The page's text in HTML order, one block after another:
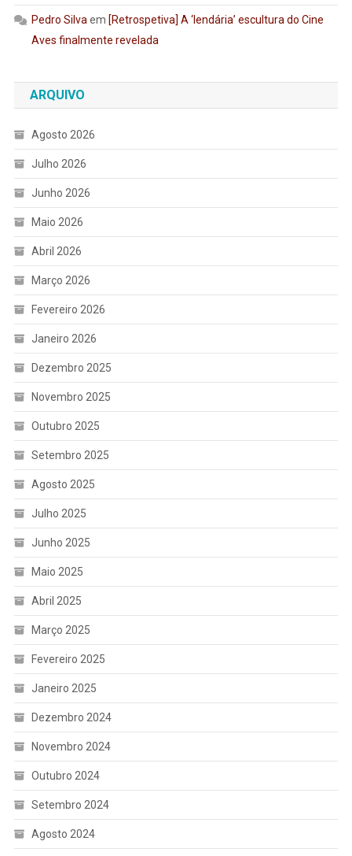
Pedro Silvaem [Retrospetiva] A ‘lendária’ escultura do Cine
Aves finalmente revelada
ARQUIVO
Agosto 2026
Julho 2026
Junho 2026
Maio 2026
Abril 2026
Março 2026
Fevereiro 2026
Janeiro 2026
Dezembro 2025
Novembro 2025
Outubro 2025
Setembro 2025
Agosto 2025
Julho 2025
Junho 2025
Maio 2025
Abril 2025
Março 2025
Fevereiro 2025
Janeiro 2025
Dezembro 2024
Novembro 2024
Outubro 2024
Setembro 2024
Agosto 2024